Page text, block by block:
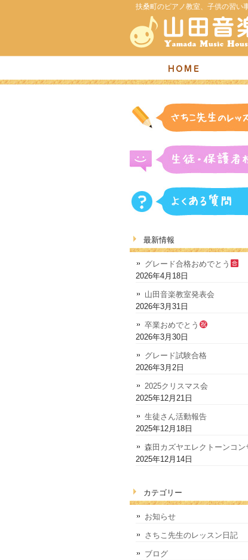
扶桑町のピアノ教室、子供の習い
最新情報
グレード合格おめでとう
2026年4月18日
山田音楽教室発表会
2026年3月31日
卒業おめでとう
2026年3月30日
グレード試験合格
2026年3月2日
2025クリスマス会
2025年12月21日
生徒さん活動報告
2025年12月18日
森田カズヤエレクトーンコン
2025年12月14日
カテゴリー
お知らせ
さちこ先生のレッスン日記
ブログ